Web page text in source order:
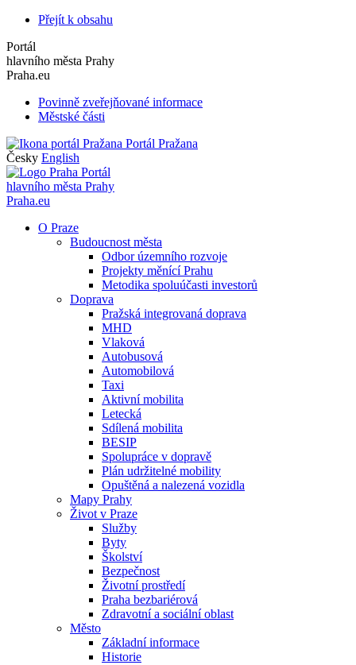
Přejít k obsahu
Portál
hlavního města Prahy
Praha.eu
Povinně zveřejňované informace
Městské části
Portál Pražana
Česky English
Portál
hlavního města Prahy
Praha.eu
O Praze
Budoucnost města
Odbor územního rozvoje
Projekty měnící Prahu
Metodika spoluúčasti investorů
Doprava
Pražská integrovaná doprava
MHD
Vlaková
Autobusová
Automobilová
Taxi
Aktivní mobilita
Letecká
Sdílená mobilita
BESIP
Spolupráce v dopravě
Plán udržitelné mobility
Opuštěná a nalezená vozidla
Mapy Prahy
Život v Praze
Služby
Byty
Školství
Bezpečnost
Životní prostředí
Praha bezbariérová
Zdravotní a sociální oblast
Město
Základní informace
Historie